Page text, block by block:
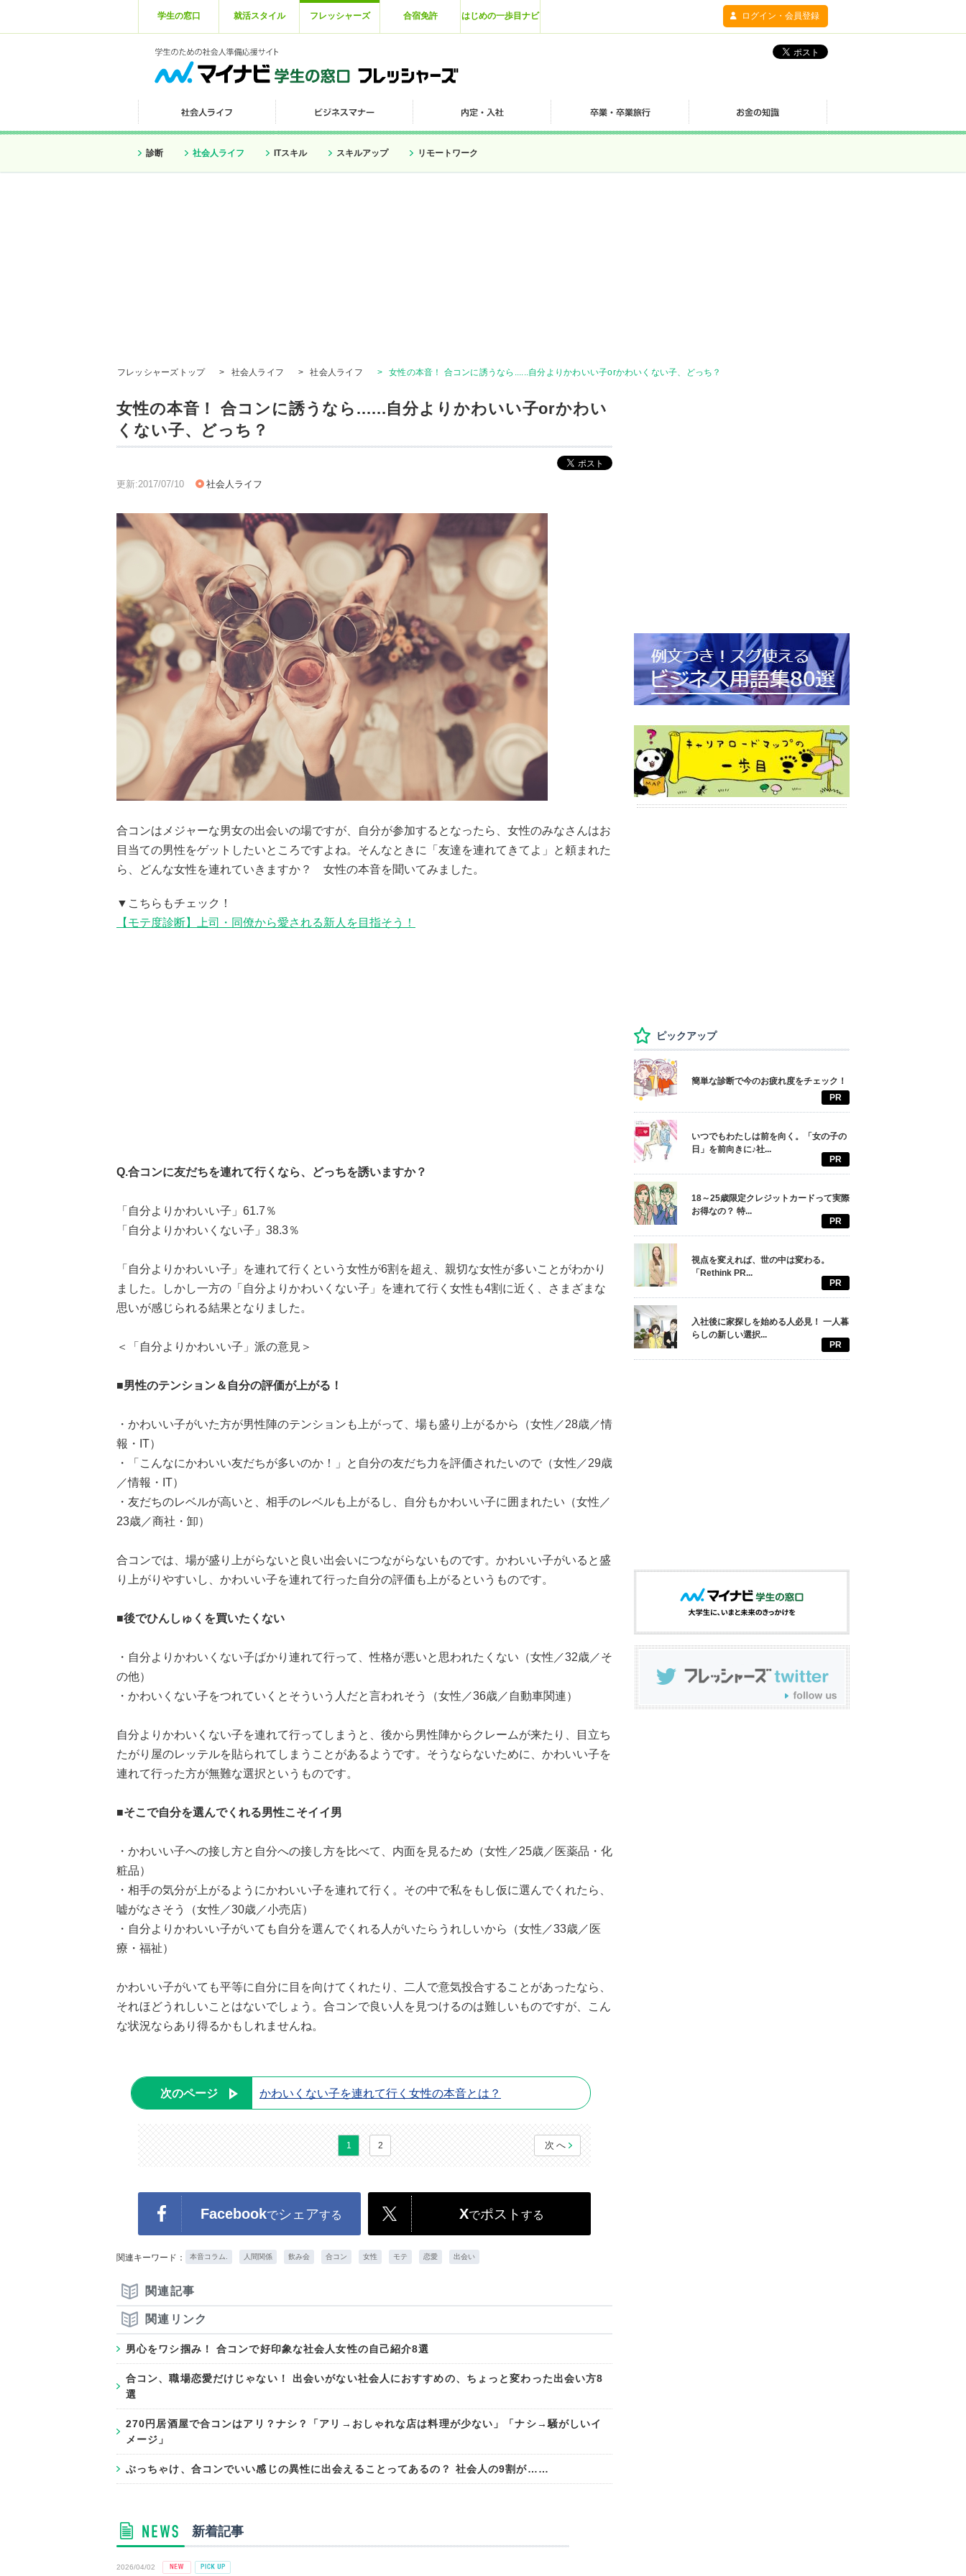
学生の窓口 就活スタイル フレッシャーズ 合宿免許 はじめの一歩目ナビ ログイン・会員登録
診断 社会人ライフ ITスキル スキルアップ リモートワーク
フレッシャーズトップ > 社会人ライフ > 社会人ライフ > 女性の本音！ 合コンに誘うなら......自分よりかわいい子orかわいくない子、どっち？
女性の本音！ 合コンに誘うなら......自分よりかわいい子orかわい
くない子、どっち？
更新:2017/07/10 社会人ライフ
合コンはメジャーな男女の出会いの場ですが、自分が参加するとなったら、女性のみなさんはお
目当ての男性をゲットしたいところですよね。そんなときに「友達を連れてきてよ」と頼まれた
ら、どんな女性を連れていきますか？ 女性の本音を聞いてみました。
▼こちらもチェック！
【モテ度診断】上司・同僚から愛される新人を目指そう！
Q.合コンに友だちを連れて行くなら、どっちを誘いますか？
「自分よりかわいい子」61.7％
「自分よりかわいくない子」38.3％
「自分よりかわいい子」を連れて行くという女性が6割を超え、親切な女性が多いことがわかり
ました。しかし一方の「自分よりかわいくない子」を連れて行く女性も4割に近く、さまざまな
思いが感じられる結果となりました。
＜「自分よりかわいい子」派の意見＞
■男性のテンション＆自分の評価が上がる！
・かわいい子がいた方が男性陣のテンションも上がって、場も盛り上がるから（女性／28歳／情
報・IT）
・「こんなにかわいい友だちが多いのか！」と自分の友だち力を評価されたいので（女性／29歳
／情報・IT）
・友だちのレベルが高いと、相手のレベルも上がるし、自分もかわいい子に囲まれたい（女性／
23歳／商社・卸）
合コンでは、場が盛り上がらないと良い出会いにつながらないものです。かわいい子がいると盛
り上がりやすいし、かわいい子を連れて行った自分の評価も上がるというものです。
■後でひんしゅくを買いたくない
・自分よりかわいくない子ばかり連れて行って、性格が悪いと思われたくない（女性／32歳／そ
の他）
・かわいくない子をつれていくとそういう人だと言われそう（女性／36歳／自動車関連）
自分よりかわいくない子を連れて行ってしまうと、後から男性陣からクレームが来たり、目立ち
たがり屋のレッテルを貼られてしまうことがあるようです。そうならないために、かわいい子を
連れて行った方が無難な選択というものです。
■そこで自分を選んでくれる男性こそイイ男
・かわいい子への接し方と自分への接し方を比べて、内面を見るため（女性／25歳／医薬品・化
粧品）
・相手の気分が上がるようにかわいい子を連れて行く。その中で私をもし仮に選んでくれたら、
嘘がなさそう（女性／30歳／小売店）
・自分よりかわいい子がいても自分を選んでくれる人がいたらうれしいから（女性／33歳／医
療・福祉）
かわいい子がいても平等に自分に目を向けてくれたり、二人で意気投合することがあったなら、
それほどうれしいことはないでしょう。合コンで良い人を見つけるのは難しいものですが、こん
な状況ならあり得るかもしれませんね。
次のページ かわいくない子を連れて行く女性の本音とは？
1 2 次へ
Facebookでシェアする Xでポスト する
関連キーワード： 本音コラム. 人間関係 飲み会 合コン 女性 モテ 恋愛 出会い
関連記事
関連リンク
男心をワシ掴み！ 合コンで好印象な社会人女性の自己紹介8選
合コン、職場恋愛だけじゃない！ 出会いがない社会人におすすめの、ちょっと変わった出会い方8
選
270円居酒屋で合コンはアリ？ナシ？「アリ→おしゃれな店は料理が少ない」「ナシ→騒がしいイ
メージ」
ぶっちゃけ、合コンでいい感じの異性に出会えることってあるの？ 社会人の9割が……
新着記事
2026/04/02
ピックアップ
簡単な診断で今のお疲れ度をチェック！
PR
いつでもわたしは前を向く。「女の子の
日」を前向きに♪社...
PR
18～25歳限定クレジットカードって実際
お得なの？ 特...
PR
視点を変えれば、世の中は変わる。
「Rethink PR...
PR
入社後に家探しを始める人必見！ 一人暮
らしの新しい選択...
PR